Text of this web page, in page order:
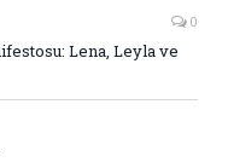
0
Lena, Leyla ve